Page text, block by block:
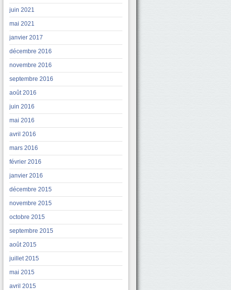
juin 2021
mai 2021
janvier 2017
décembre 2016
novembre 2016
septembre 2016
août 2016
juin 2016
mai 2016
avril 2016
mars 2016
février 2016
janvier 2016
décembre 2015
novembre 2015
octobre 2015
septembre 2015
août 2015
juillet 2015
mai 2015
avril 2015